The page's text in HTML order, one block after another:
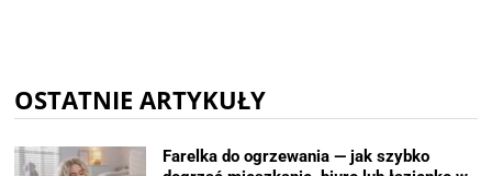
OSTATNIE ARTYKUŁY
Farelka do ogrzewania — jak szybko